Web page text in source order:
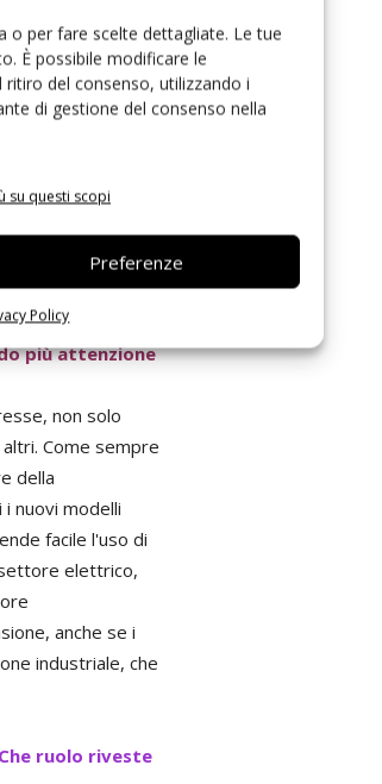
o per fare scelte dettagliate. Le tue
È possibile modificare le
del consenso, utilizzando i
di gestione del consenso nella
su questi scopi
Preferenze
Policy
per scontati
in due giorni non
merce il giorno
al distributore
24 ore è
la ricerca dei
ordini. Tutto
sta ferma a
più attenzione
non solo
Come sempre
della
nuovi modelli
facile l'uso di
elettrico,
anche se i
industriale, che
ruolo riveste